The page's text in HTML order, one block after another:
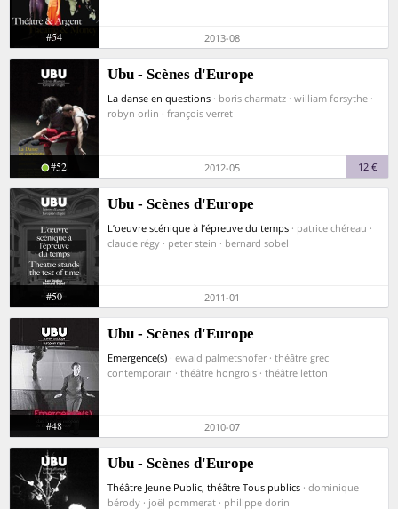
#54 2013-08
Ubu - Scènes d'Europe
La danse en questions · boris charmatz · william forsythe ·
robyn orlin · françois verret
#52 2012-05 12 €
Ubu - Scènes d'Europe
L’oeuvre scénique à l’épreuve du temps · patrice chéreau ·
claude régy · peter stein · bernard sobel
#50 2011-01
Ubu - Scènes d'Europe
Emergence(s) · ewald palmetshofer · théâtre grec
contemporain · théâtre hongrois · théâtre letton
#48 2010-07
Ubu - Scènes d'Europe
Théâtre Jeune Public, théâtre Tous publics · dominique
bérody · joël pommerat · philippe dorin